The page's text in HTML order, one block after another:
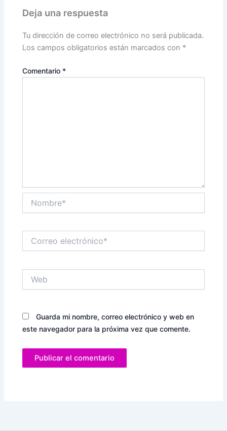
Deja una respuesta
Tu dirección de correo electrónico no será publicada.
Los campos obligatorios están marcados con *
Comentario *
electrónico*
Guarda mi nombre, correo electrónico y web en
este navegador para la próxima vez que comente.